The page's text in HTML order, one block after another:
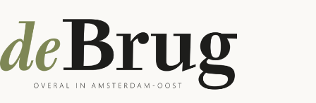
naar
de
inhoud